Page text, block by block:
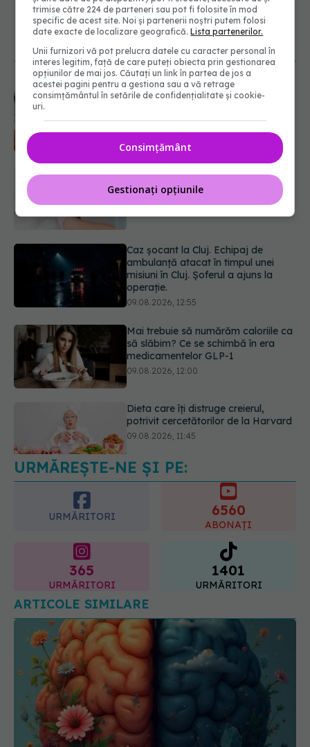
NOUTĂȚI
Ce este testul TORCH și cine trebuie
pozitiv
09.08.2026, 13:00
Caz șocant la Cluj. Echipaj de
ambulanță atacat în timpul unei
misiuni în Cluj. Șoferul a ajuns la
Mai trebuie să numărăm caloriile ca
să slăbim? Ce se schimbă în era
medicamentelor GLP-1
09.08.2026, 12:00
Dieta care îți distruge creierul,
potrivit cercetătorilor de la Harvard
09.08.2026, 11:45
Ora la care mănânci ar putea
influența oasele după vârsta de 50
de ani
URMĂREȘTE-NE ȘI PE:
URMĂRITORI 6560
ABONAȚI
365
URMĂRITORI
1401
URMĂRITORI
ARTICOLE SIMILARE
trimise către 224 de parteneri sau pot fi folosite în mod
specific de acest site. Noi și partenerii noștri putem folosi
date exacte de localizare geografică.Lista partenerilor.
Unii furnizori vă pot prelucra datele cu caracter personal în
interes legitim, față de care puteți obiecta prin gestionarea
opțiunilor de mai jos. Căutați un link în partea de jos a
acestei pagini pentru a gestiona sau a vă retrage
consimțământul în setările de confidențialitate și cookie-
uri.
Consimțământ
Gestionați opțiunile